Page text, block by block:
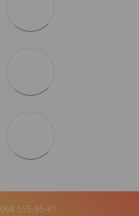
068 555-95-81